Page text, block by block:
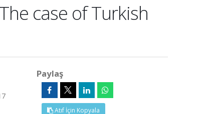
case of Turkish
Paylaş
Atıf İçin Kopyala